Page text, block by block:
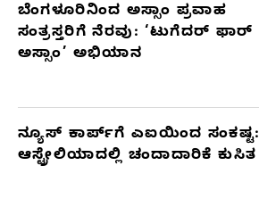
RELATED
ARTICLES
ಬೆಂಗಳೂರಿನಿಂದ ಅಸ್ಸಾಂ ಪ್ರವಾಹ
ಸಂತ್ರಸ್ತರಿಗೆ ನೆರವು: ‘ಟುಗೆದರ್ ಫಾರ್
ಅಸ್ಸಾಂ’ ಅಭಿಯಾನ
ನ್ಯೂಸ್ ಕಾರ್ಪ್‌ಗೆ ಎಐಯಿಂದ ಸಂಕಷ್ಟ:
ಆಸ್ಟ್ರೇಲಿಯಾದಲ್ಲಿ ಚಂದಾದಾರಿಕೆ ಕುಸಿತ